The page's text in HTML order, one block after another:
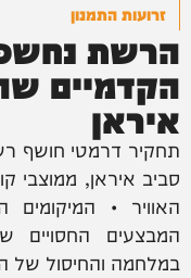
זרועות התמנון
הרשת
הקדמיים
איראן
תחקיר דרמטי חושף
סביב איראן, ממוצבי
האוויר •
המבצעים
במלחמה והחיסול של